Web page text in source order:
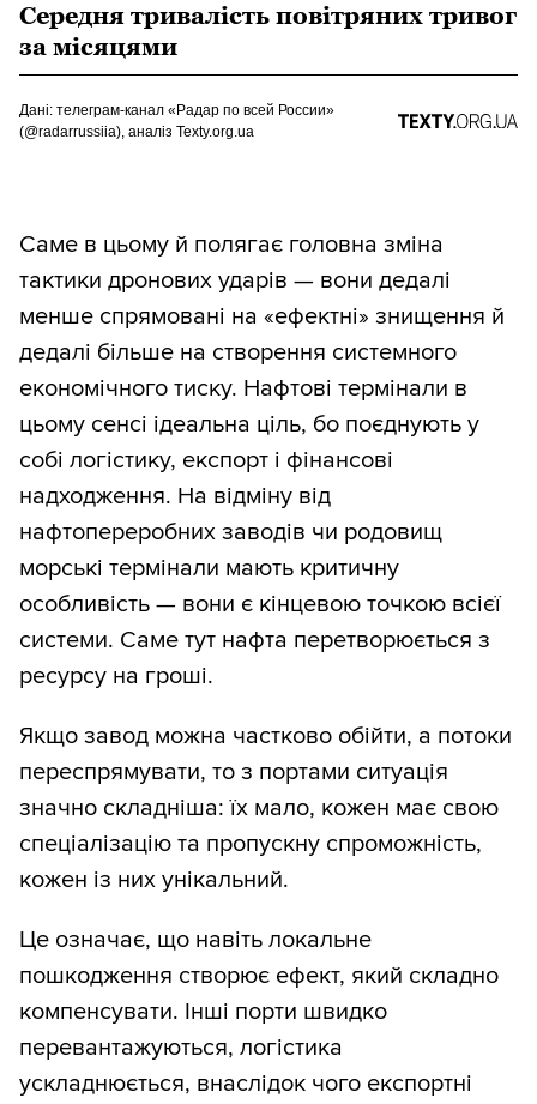
Середня тривалість повітряних тривог
за місяцями
Дані: телеграм-канал «Радар по всей России»
(@radarrussiia), аналіз Texty.org.ua
Саме в цьому й полягає головна зміна
тактики дронових ударів — вони дедалі
менше спрямовані на «ефектні» знищення й
дедалі більше на створення системного
економічного тиску. Нафтові термінали в
цьому сенсі ідеальна ціль, бо поєднують у
собі логістику, експорт і фінансові
надходження. На відміну від
нафтопереробних заводів чи родовищ
морські термінали мають критичну
особливість — вони є кінцевою точкою всієї
системи. Саме тут нафта перетворюється з
ресурсу на гроші.
Якщо завод можна частково обійти, а потоки
переспрямувати, то з портами ситуація
значно складніша: їх мало, кожен має свою
спеціалізацію та пропускну спроможність,
кожен із них унікальний.
Це означає, що навіть локальне
пошкодження створює ефект, який складно
компенсувати. Інші порти швидко
перевантажуються, логістика
ускладнюється, внаслідок чого експортні